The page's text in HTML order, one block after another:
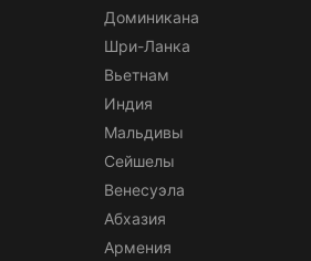
Доминикана
Шри-Ланка
Вьетнам
Индия
Мальдивы
Сейшелы
Венесуэла
Абхазия
Армения